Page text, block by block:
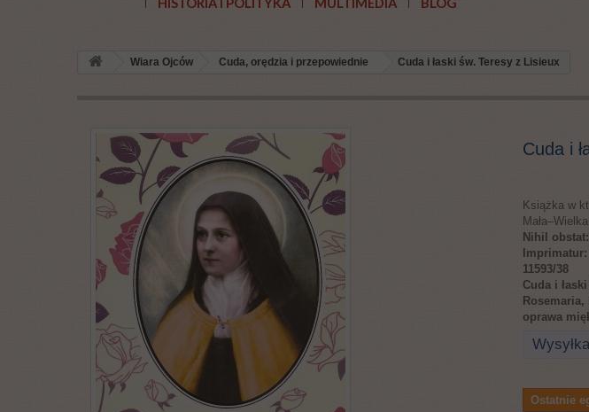
Wiara Ojców Cuda, orędzia i przepowiednie Cuda i łaski św. Teresy z Lisieux
Cuda i
Książka w
Nihil
11593/38
Cuda i
oprawa
Ostatnie